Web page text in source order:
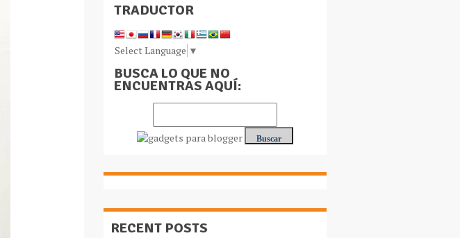
TRADUCTOR
Select Language ▼
BUSCA LO QUE NO
ENCUENTRAS AQUÍ:
RECENT POSTS